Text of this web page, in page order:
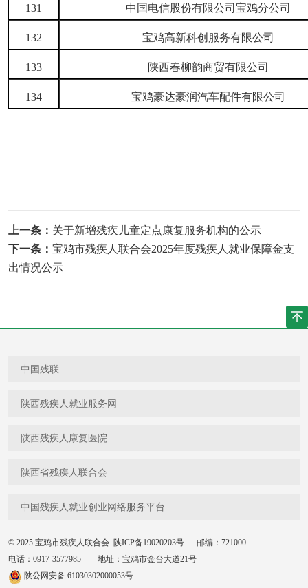
131 中国电信股份有限公司宝鸡分公司
132 宝鸡高新科创服务有限公司
133 陕西春柳韵商贸有限公司
134 宝鸡豪达豪润汽车配件有限公司
上一条： 关于新增残疾儿童定点康复服务机构的公示
下一条： 宝鸡市残疾人联合会2025年度残疾人就业保障金支
出情况公示
中国残联
陕西残疾人就业服务网
陕西残疾人康复医院
陕西省残疾人联合会
中国残疾人就业创业网络服务平台
© 2025 宝鸡市残疾人联合会 陕ICP备19020203号 邮编：721000
电话：0917-3577985 地址：宝鸡市金台大道21号
陕公网安备 61030302000053号